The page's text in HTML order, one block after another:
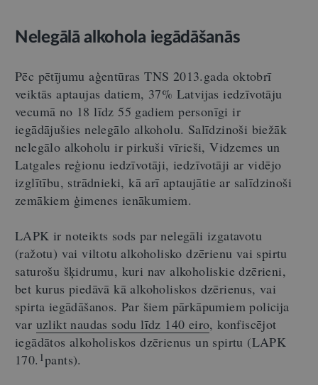
Nelegālā alkohola iegādāšanās
Pēc pētījumu aģentūras TNS 2013.gada oktobrī
veiktās aptaujas datiem, 37% Latvijas iedzīvotāju
vecumā no 18 līdz 55 gadiem personīgi ir
iegādājušies nelegālo alkoholu. Salīdzinoši biežāk
nelegālo alkoholu ir pirkuši vīrieši, Vidzemes un
Latgales reģionu iedzīvotāji, iedzīvotāji ar vidējo
izglītību, strādnieki, kā arī aptaujātie ar salīdzinoši
zemākiem ģimenes ienākumiem.
LAPK ir noteikts sods par nelegāli izgatavotu
(ražotu) vai viltotu alkoholisko dzērienu vai spirtu
saturošu šķidrumu, kuri nav alkoholiskie dzērieni,
bet kurus piedāvā kā alkoholiskos dzērienus, vai
spirta iegādāšanos. Par šiem pārkāpumiem policija
var uzlikt naudas sodu līdz 140 eiro, konfiscējot
iegādātos alkoholiskos dzērienus un spirtu (LAPK
170. 1pants).